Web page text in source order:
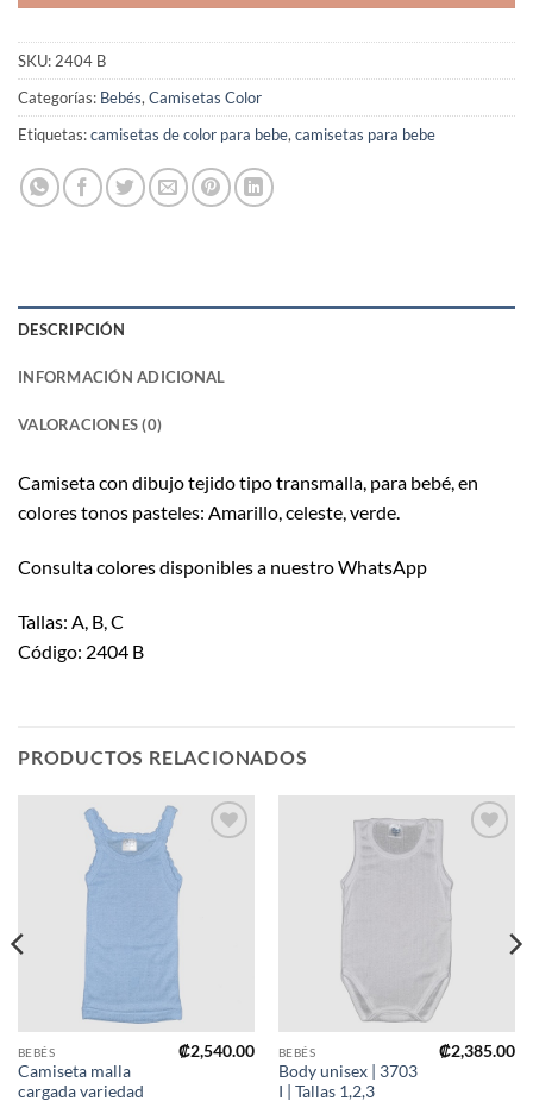
SKU:2404 B
Categorías: Bebés,Camisetas Color
Etiquetas:camisetas de color para bebe,camisetas para bebe
DESCRIPCIÓN
INFORMACIÓN ADICIONAL
VALORACIONES (0)
Camiseta con dibujo tejido tipo transmalla, para bebé, en
colores tonos pasteles: Amarillo, celeste, verde.
Consulta colores disponibles a nuestro WhatsApp
Tallas: A, B, C
Código: 2404 B
PRODUCTOS RELACIONADOS
BEBÉS
Camiseta malla
cargada variedad
₡2,540.00 BEBÉS
Body unisex | 3703
I | Tallas 1,2,3
₡2,385.00